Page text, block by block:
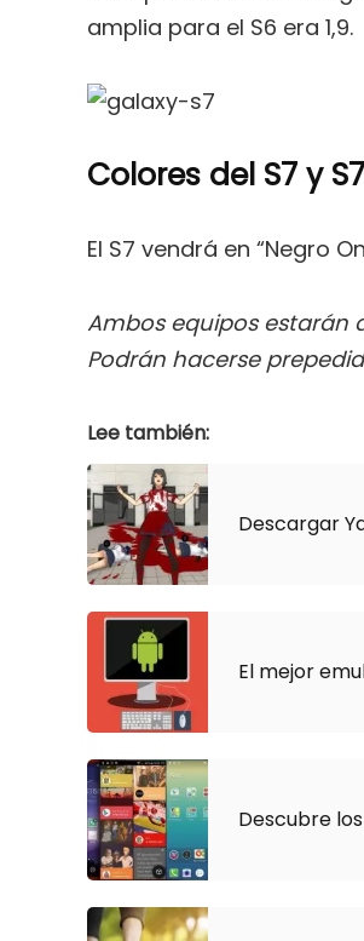
amplia para el S6 era 1,9.
Colores del S7 y
El S7 vendrá en “Negro
Ambos equipos estarán
Podrán hacerse
Lee también:
Descargar
El mejor
Descubre